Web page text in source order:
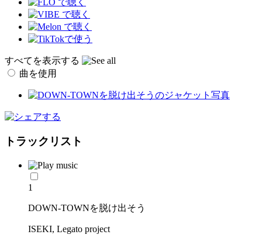
すべてを表示する
曲を使用
トラックリスト
1
DOWN-TOWNを脱け出そう
ISEKI, Legato project